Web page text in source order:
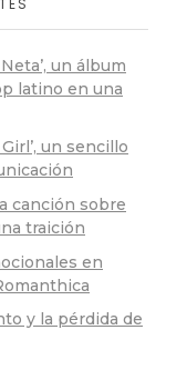
un álbum
latino en una
un sencillo
canción sobre
traición
en
y la pérdida de